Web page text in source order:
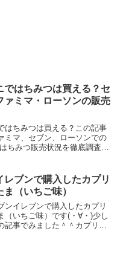
ではちみつは買える？セ
ァミマ・ローソンの販売
はちみつは買える？この記事
ミマ、セブン、ローソンでの
ちみつ販売状況を徹底調査。
ケアに役立つ情報まで。緊急
コンビニ はちみつの賢い選び
ーとの違いを分かりやすく解
レブンで購入したカプリ
ま（いちご味）
ンイレブンで購入したカプリ
（いちご味）です(・∀・)少し
記事でみました＾＾カプリコ